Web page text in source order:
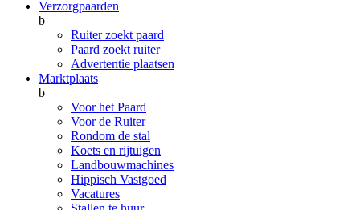
Verzorgpaarden
b
Ruiter zoekt paard
Paard zoekt ruiter
Advertentie plaatsen
Marktplaats
b
Voor het Paard
Voor de Ruiter
Rondom de stal
Koets en rijtuigen
Landbouwmachines
Hippisch Vastgoed
Vacatures